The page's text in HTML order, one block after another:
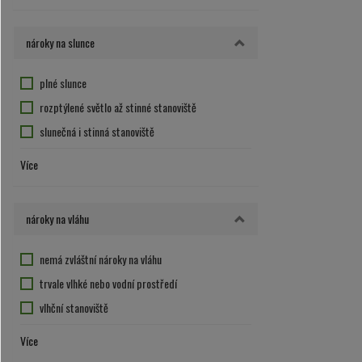
5
8
25
nároky na slunce
plné slunce
rozptýlené světlo až stinné stanoviště
slunečná i stinná stanoviště
Více
nároky na vláhu
nemá zvláštní nároky na vláhu
trvale vlhké nebo vodní prostředí
vlhční stanoviště
Více